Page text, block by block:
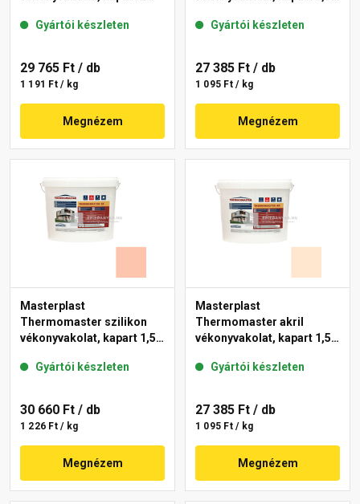
Gyártói készleten
29 765 Ft / db
1 191 Ft / kg
Megnézem
Gyártói készleten
27 385 Ft / db
1 095 Ft / kg
Megnézem
Masterplast
Thermomaster szilikon
vékonyvakolat, kapart 1,5
Gyártói készleten
30 660 Ft / db
1 226 Ft / kg
Megnézem
Masterplast
Thermomaster akril
vékonyvakolat, kapart 1,5
Gyártói készleten
27 385 Ft / db
1 095 Ft / kg
Megnézem